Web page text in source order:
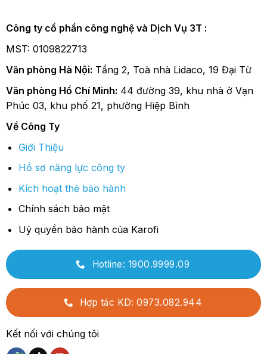
Công ty cổ phần công nghệ và Dịch Vụ 3T :
MST: 0109822713
Văn phòng Hà Nội: Tầng 2, Toà nhà Lidaco, 19 Đại Từ
Văn phòng Hồ Chí Minh: 44 đường 39, khu nhà ở Vạn
Phúc 03, khu phố 21, phường Hiệp Bình
Về Công Ty
Giới Thiệu
Hồ sơ năng lực công ty
Kích hoạt thẻ bảo hành
Chính sách bảo mật
Uỷ quyền bảo hành của Karofi
Hotline: 1900.9999.09
Hợp tác KD: 0973.082.944
Kết nối với chúng tôi